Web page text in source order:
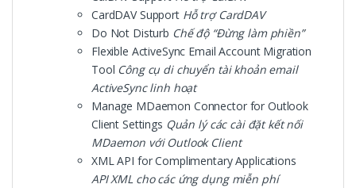
CardDAV Support Hỗ trợ CardDAV
Do Not Disturb Chế độ “Đừng làm phiền”
Flexible ActiveSync Email Account Migration
Tool Công cụ di chuyển tài khoản email
ActiveSync linh hoạt
Manage MDaemon Connector for Outlook
Client Settings Quản lý các cài đặt kết nối
MDaemon với Outlook Client
XML API for Complimentary Applications
API XML cho các ứng dụng miễn phí